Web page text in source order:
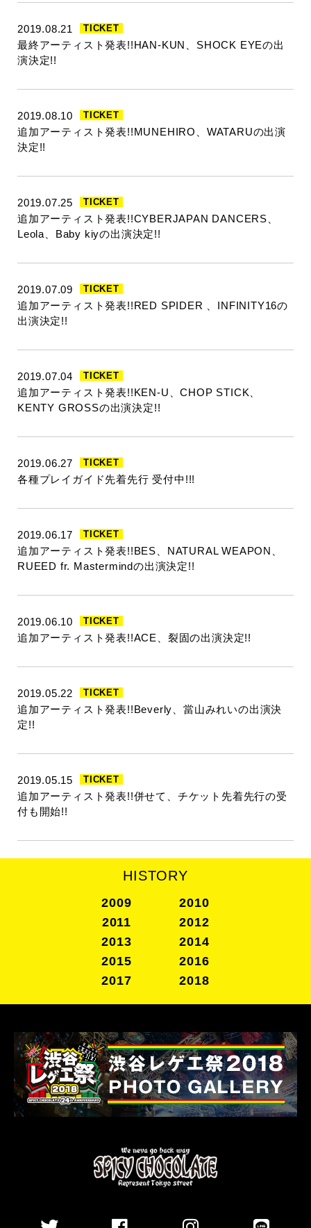
2019.08.21 TICKET
最終アーティスト発表!!HAN-KUN、SHOCK EYEの出
演決定!!
2019.08.10 TICKET
追加アーティスト発表!!MUNEHIRO、WATARUの出演
決定!!
2019.07.25 TICKET
追加アーティスト発表!!CYBERJAPAN DANCERS、
Leola、Baby kiyの出演決定!!
2019.07.09 TICKET
追加アーティスト発表!!RED SPIDER 、INFINITY16の
出演決定!!
2019.07.04 TICKET
追加アーティスト発表!!KEN-U、CHOP STICK、
KENTY GROSSの出演決定!!
2019.06.27 TICKET
各種プレイガイド先着先行 受付中!!!
2019.06.17 TICKET
追加アーティスト発表!!BES、NATURAL WEAPON、
RUEED fr. Mastermindの出演決定!!
2019.06.10 TICKET
追加アーティスト発表!!ACE、裂固の出演決定!!
2019.05.22 TICKET
追加アーティスト発表!!Beverly、當山みれいの出演決
定!!
2019.05.15 TICKET
追加アーティスト発表!!併せて、チケット先着先行の受
付も開始!!
HISTORY
2009
2010
2011
2012
2013
2014
2015
2016
2017
2018